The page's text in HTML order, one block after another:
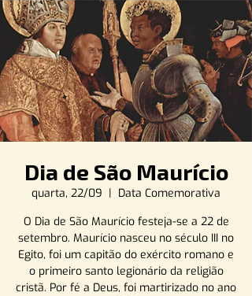
Dia de São Maurício
quarta, 22/09
  |
Data Comemorativa
O Dia de São Maurício festeja-se a 22 de
setembro. Maurício nasceu no século III no
Egito, foi um capitão do exército romano e
o primeiro santo legionário da religião
cristã. Por fé a Deus, foi martirizado no ano